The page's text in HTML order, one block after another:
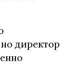
директор